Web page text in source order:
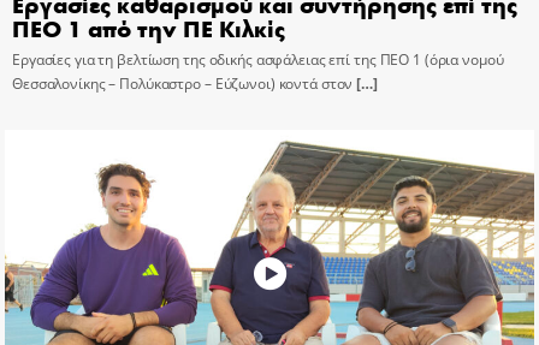
ΠΕΟ 1 από την ΠΕ Κιλκίς
Εργασίες για τη βελτίωση της οδικής ασφάλειας επί της ΠΕΟ 1 (όρια νομού
Θεσσαλονίκης – Πολύκαστρο – Εύζωνοι) κοντά στον […]